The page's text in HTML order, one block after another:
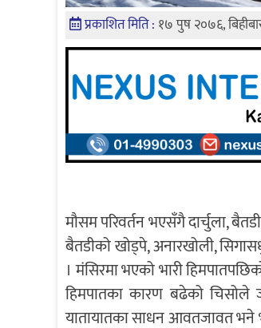
प्रकाशित मिति : १७ पुष २०७६,
मौसम परिवर्तन भएसँगै दार्चुला,
बैतडीको खोड्पे, अनारखोली,
। मंसिरमा भएको भारी
हिमपातका कारण बढेको
यातायातका साधन आवतजावत भने